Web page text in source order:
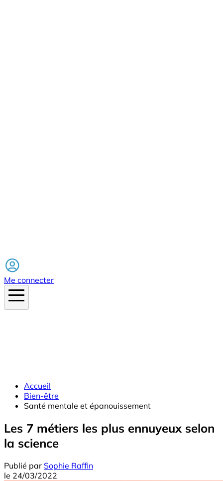
Me connecter
Accueil
Bien-être
Santé mentale et épanouissement
Les 7 métiers les plus ennuyeux selon
la science
Publié par Sophie Raffin
le 24/03/2022